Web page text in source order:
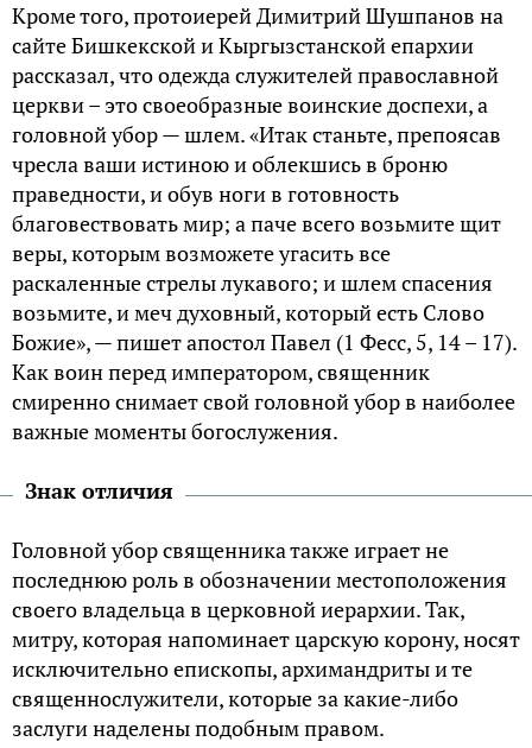
Кроме того, протоиерей Димитрий Шушпанов на
сайте Бишкекской и Кыргызстанской епархии
рассказал, что одежда служителей православной
церкви – это своеобразные воинские доспехи, а
головной убор — шлем. «Итак станьте, препоясав
чресла ваши истиною и облекшись в броню
праведности, и обув ноги в готовность
благовествовать мир; а паче всего возьмите щит
веры, которым возможете угасить все
раскаленные стрелы лукавого; и шлем спасения
возьмите, и меч духовный, который есть Слово
Божие», — пишет апостол Павел (1 Фесс, 5, 14 – 17).
Как воин перед императором, священник
смиренно снимает свой головной убор в наиболее
важные моменты богослужения.
Знак отличия
Головной убор священника также играет не
последнюю роль в обозначении местоположения
своего владельца в церковной иерархии. Так,
митру, которая напоминает царскую корону, носят
исключительно епископы, архимандриты и те
священнослужители, которые за какие-либо
заслуги наделены подобным правом.